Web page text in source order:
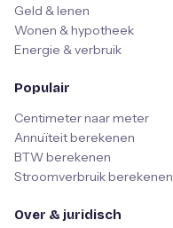
Geld & lenen
Wonen & hypotheek
Energie & verbruik
Populair
Centimeter naar meter
Annuïteit berekenen
BTW berekenen
Stroomverbruik berekenen
Over & juridisch